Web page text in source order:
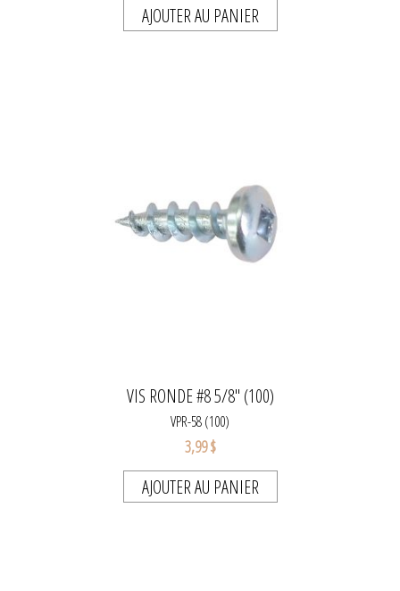
AJOUTER AU PANIER
VIS RONDE #8 5/8" (100)
VPR-58 (100)
3,99 $
AJOUTER AU PANIER